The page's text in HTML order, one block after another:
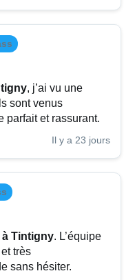
, j’ai vu une
sont venus
parfait et rassurant.
Il y a 23 jours
à Tintigny. L’équipe
très
sans hésiter.